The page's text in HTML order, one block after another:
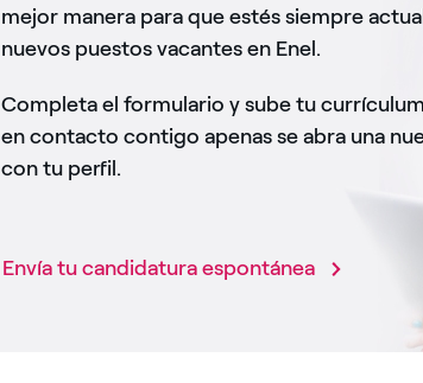
mejor manera para que estés siempre
nuevos puestos vacantes en Enel.
Completa el formulario y sube tu
en contacto contigo apenas se abra una
con tu perfil.
Envía tu candidatura espontánea